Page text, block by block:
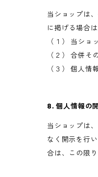
当ショップは
に掲げる場合
（１） 当シ
（２） 合併
（３） 個人
8. 個人情報の
当ショップは
なく開示を行
合は、この限